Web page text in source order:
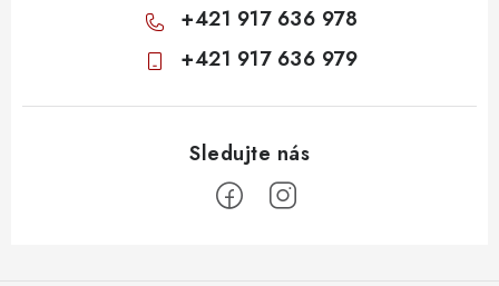
+421 917 636 978
+421 917 636 979